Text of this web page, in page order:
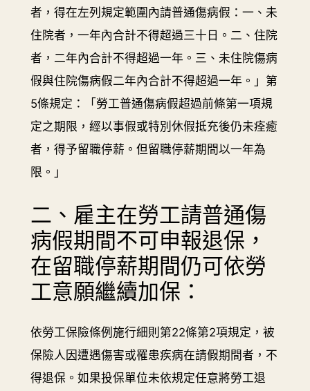
者，得在左列規定範圍內請普通傷病假：一、未
住院者，一年內合計不得超過三十日。二、住院
者，二年內合計不得超過一年。三、未住院傷病
假與住院傷病假二年內合計不得超過一年。」第
5條規定：「勞工普通傷病假超過前條第一項規
定之期限，經以事假或特別休假抵充後仍未痊癒
者，得予留職停薪。但留職停薪期間以一年為
限。」
二、雇主在勞工請普通傷
病假期間不可申報退保，
在留職停薪期間仍可依勞
工意願繼續加保：
依勞工保險條例施行細則第22條第2項規定，被
保險人因遭遇傷害或罹患疾病在請假期間者，不
得退保。如果投保單位未依規定任意將勞工退